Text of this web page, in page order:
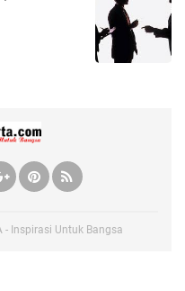
- Inspirasi Untuk Bangsa